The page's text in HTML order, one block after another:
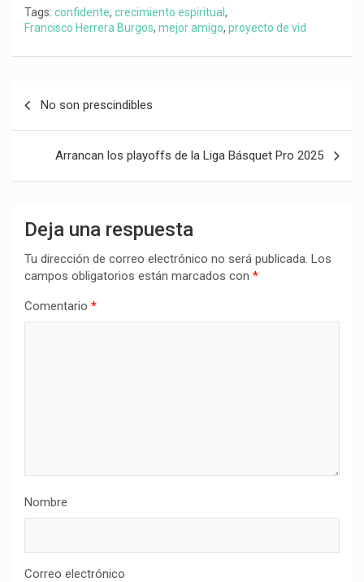
Tags: confidente, crecimiento espiritual ,
Francisco Herrera Burgos, mejor amigo, proyecto de vid
entradas
No son prescindibles
Arrancan los playoffs de la Liga Básquet Pro 2025
Deja una respuesta
Tu dirección de correo electrónico no será publicada. Los
campos obligatorios están marcados con *
Comentario *
Nombre
Correo electrónico